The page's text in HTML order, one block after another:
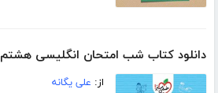
دانلود کتاب شب امتحان انگلیسی هشتم
از: علی یگانه